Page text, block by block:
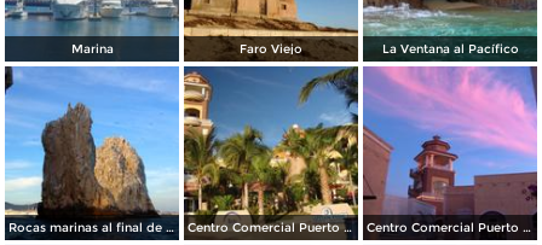
Marina Faro Viejo La Ventana al Pacífico
Rocas marinas al final de la Península Centro Comercial Puerto Paraíso Centro Comercial Puerto Paraíso